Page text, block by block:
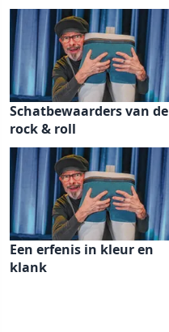
Schatbewaarders van de
rock & roll
Een erfenis in kleur en
klank